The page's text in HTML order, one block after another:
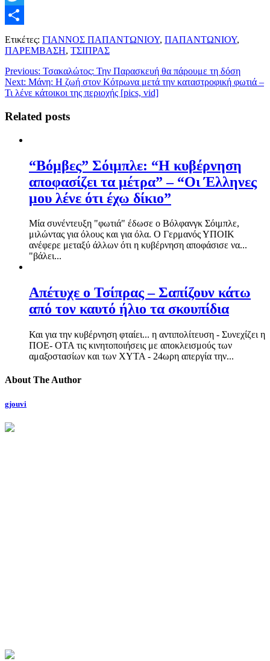
Twitter
Μοιραστείτε
Ετικέτες: ΓΙΑΝΝΟΣ ΠΑΠΑΝΤΩΝΙΟΥ, ΠΑΠΑΝΤΩΝΙΟΥ,
ΠΑΡΕΜΒΑΣΗ, ΤΣΙΠΡΑΣ
Previous: Τσακαλώτος: Την Παρασκευή θα πάρουμε τη δόση
Next: Μάνη: Η ζωή στον Κότρωνα μετά την καταστροφική φωτιά –
Τι λένε κάτοικοι της περιοχής [pics, vid]
Related posts
“Βόμβες” Σόιμπλε: “Η κυβέρνηση
αποφασίζει τα μέτρα” – “Οι Έλληνες
μου λένε ότι έχω δίκιο”
Μία συνέντευξη "φωτιά" έδωσε ο Βόλφανγκ Σόιμπλε,
μιλώντας για όλους και για όλα. Ο Γερμανός ΥΠΟΙΚ
ανέφερε μεταξύ άλλων ότι η κυβέρνηση αποφάσισε να...
"βάλει...
Απέτυχε ο Τσίπρας – Σαπίζουν κάτω
από τον καυτό ήλιο τα σκουπίδια
Και για την κυβέρνηση φταίει... η αντιπολίτευση - Συνεχίζει η
ΠΟΕ- ΟΤΑ τις κινητοποιήσεις με αποκλεισμούς των
αμαξοστασίων και των ΧΥΤΑ - 24ωρη απεργία την...
About The Author
gjouvi